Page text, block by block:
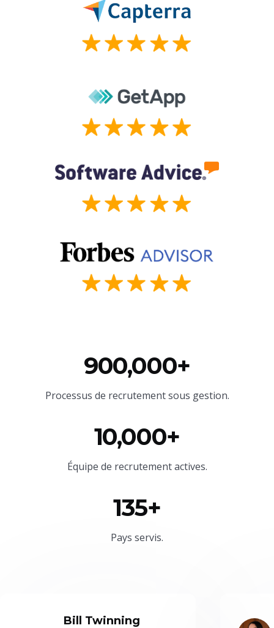
900,000+
Processus de recrutement sous gestion.
10,000+
Équipe de recrutement actives.
135+
Pays servis.
Bill Twinning